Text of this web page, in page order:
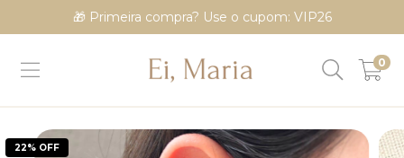
🎁 Primeira compra? Use o cupom: VIP26
0
22% OFF